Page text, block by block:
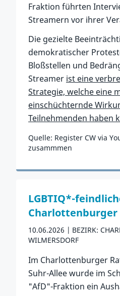
Fraktion führten
Streamern vor ihrer
Die gezielte
demokratischer
Bloßstellen und
Streamer ist eine
Strategie, welche eine
einschüchternde
Teilnehmenden haben
Quelle: Register CW via
zusammmen
Zum Vorfall
LGBTIQ*-
Charlottenburger
10.06.2026
BEZIRK:
WILMERSDORF
Im Charlottenburger
Suhr-Allee wurde im
"AfD"-Fraktion ein